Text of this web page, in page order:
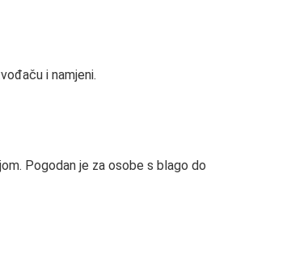
i namjeni.
Pogodan je za osobe s blago do